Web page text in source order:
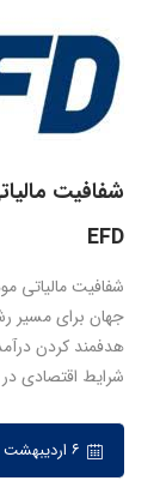
شفافیت
EFD
جهان برای مسیر
هدفمند کردن
شرایط اقتصادی